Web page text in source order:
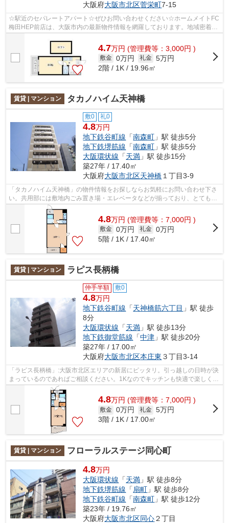
大阪府大阪市北区菅栄町7-15
☆駅近のセパレートアパート☆ぜひお問い合わせください☆ホームメイトFC
梅田HEP前店は、大阪市内の最新物件情報を網羅しております。地域密着の
4.7万円 (管理費等：3,000円 )
敷金 0万円 礼金 5万円
2階 / 1K / 19.96㎡
賃貸 | マンション タカノハイム天神橋
敷0 礼0
4.8万円
地下鉄谷町線 「南森町 」駅 徒歩5分
地下鉄堺筋線 「南森町 」駅 徒歩5分
大阪環状線 「天満 」駅 徒歩15分
築27年 / 17.40㎡
大阪府大阪市北区天神橋 １丁目3-9
「タカノハイム天神橋」の物件情報をお探しならお気軽にお問い合わせ下さ
い。共用部には敷地内ごみ置き場・エレベータなどが揃っており、とても充
実しています。防犯対策もバッチリな...
4.8万円 (管理費等：7,000円 )
敷金 0万円 礼金 0万円
5階 / 1K / 17.40㎡
賃貸 | マンション ラピス長柄橋
仲手半額 敷0
4.8万円
地下鉄谷町線 「天神橋筋六丁目 」駅 徒歩
8分
大阪環状線 「天満 」駅 徒歩13分
地下鉄御堂筋線 「中津 」駅 徒歩20分
築27年 / 17.00㎡
大阪府大阪市北区本庄東 ３丁目3-14
「ラピス長柄橋」:大阪市北区エリアの新居にピッタリ。引っ越しの日時が決
まっているのであればご相談ください。1Kなのでキッチンも快適で楽しくお
料理もできてオススメです。コチラの...
4.8万円 (管理費等：7,000円 )
敷金 0万円 礼金 5万円
3階 / 1K / 17.00㎡
賃貸 | マンション フローラルステージ同心町
4.8万円
大阪環状線 「天満 」駅 徒歩8分
地下鉄堺筋線 「 扇町 」駅 徒歩8分
地下鉄谷町線 「南森町 」駅 徒歩12分
築23年 / 19.76㎡
大阪府大阪市北区同心２丁目